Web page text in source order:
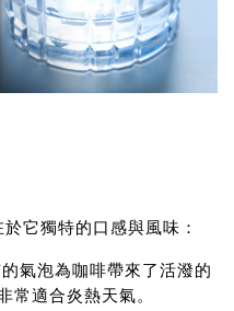
它獨特的口感與風味：
氣泡為咖啡帶來了活潑的
常適合炎熱天氣。